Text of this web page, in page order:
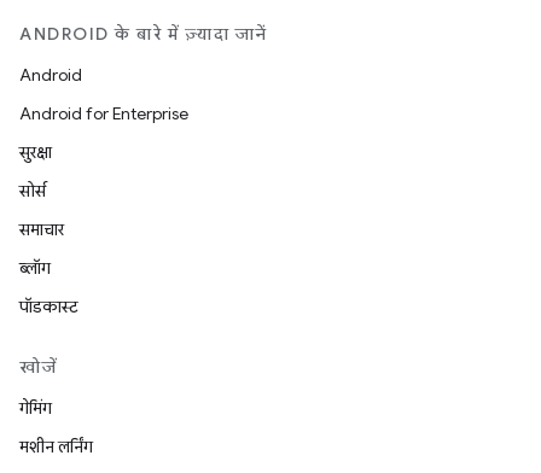
ANDROID के बारे में ज़्यादा जानें
Android
Android for Enterprise
सुरक्षा
सोर्स
समाचार
ब्लॉग
पॉडकास्ट
खोजें
गेमिंग
मशीन लर्निंग